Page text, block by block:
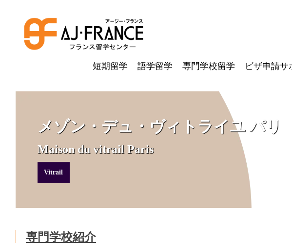
短期留学 語学留学 専門学校留学 ビザ申請サ
メゾン・デュ・ヴィトライユ パリ
Maison du vitrail Paris
Vitrail
専門学校紹介